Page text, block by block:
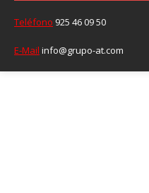
Teléfono 925 46 09 50
E-Mail info@grupo-at.com